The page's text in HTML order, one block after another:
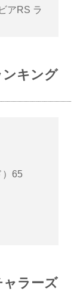
アRS ラ
ンキング
）65
ャラーズ